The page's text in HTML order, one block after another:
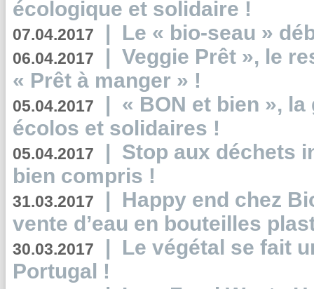
écologique et solidaire !
07.04.2017 | Le « bio-seau »
06.04.2017 | Veggie Prêt », le
« Prêt à manger » !
05.04.2017 | « BON et bien »,
écolos et solidaires !
05.04.2017 | Stop aux déchets
bien compris !
31.03.2017 | Happy end chez
vente d’eau en bouteilles
30.03.2017 | Le végétal se fait
Portugal !